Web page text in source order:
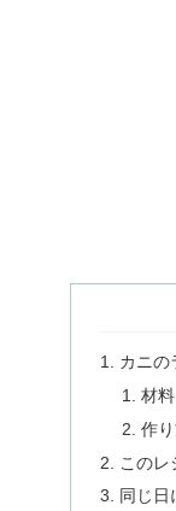
カニの
材料
作
このレ
同じ日